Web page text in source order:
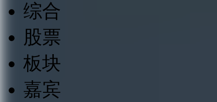
综合
股票
板块
嘉宾